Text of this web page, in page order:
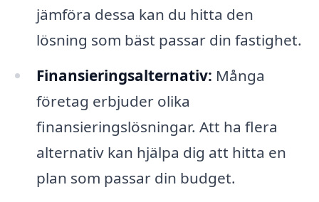
jämföra dessa kan du hitta den
lösning som bäst passar din fastighet.
Finansieringsalternativ: Många
företag erbjuder olika
finansieringslösningar. Att ha flera
alternativ kan hjälpa dig att hitta en
plan som passar din budget.